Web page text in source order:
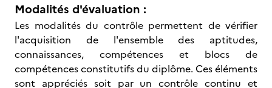
Modalités d'évaluation :
Les modalités du contrôle permettent de vérifier
l'acquisition de l'ensemble des aptitudes,
connaissances, compétences et blocs de
compétences constitutifs du diplôme. Ces éléments
sont appréciés soit par un contrôle continu et